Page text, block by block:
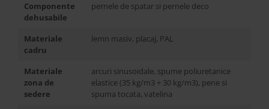
Componente
dehusabile
pernele de spatar si pernele deco
Materiale
cadru
lemn masiv, placaj, PAL
Materiale
zona de
sedere
arcuri sinusoidale, spume poliuretanice
elastice (35 kg/m3 + 30 kg/m3), pene si
spuma tocata, vatelina